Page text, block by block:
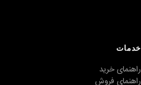
خدمات
راهنمای خرید
راهنمای فروش